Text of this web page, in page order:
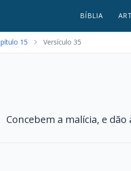
BÍBLIA
15 Versículo 35
Concebem a malícia, e